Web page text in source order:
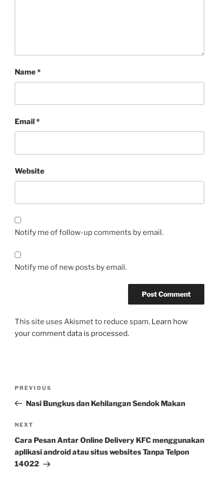
Name*
Email*
Website
Notify me of follow-up comments by email.
Notify me of new posts by email.
This site uses Akismet to reduce spam. Learn how
your comment data is processed.
Previous
Post
PREVIOUS
Nasi Bungkus dan Kehilangan Sendok Makan
Next
Post
NEXT
Cara Pesan Antar Online Delivery KFC menggunakan
aplikasi android atau situs websites Tanpa Telpon
14022